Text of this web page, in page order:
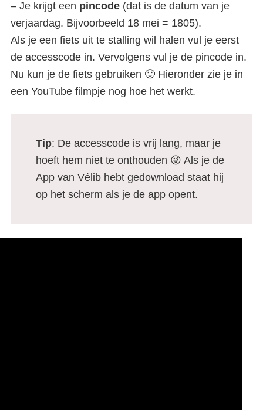
– Je krijgt een pincode (dat is de datum van je
verjaardag. Bijvoorbeeld 18 mei = 1805).
Als je een fiets uit te stalling wil halen vul je eerst
de accesscode in. Vervolgens vul je de pincode in.
Nu kun je de fiets gebruiken 🙂 Hieronder zie je in
een YouTube filmpje nog hoe het werkt.
Tip: De accesscode is vrij lang, maar je
hoeft hem niet te onthouden 😜 Als je de
App van Vélib hebt gedownload staat hij
op het scherm als je de app opent.